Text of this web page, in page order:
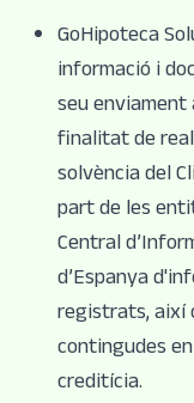
GoHipoteca
informació i
seu
finalitat de
solvència del
part de les
Central
d’Espanya
registrats, així
contingudes
creditícia.